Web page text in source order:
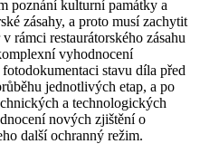
poznání kulturní památky a
zásahy, a proto musí zachytit
rámci restaurátorského zásahu
vyhodnocení
stavu díla před
jednotlivých etap, a po
a technologických
nových zjištění o
další ochranný režim.